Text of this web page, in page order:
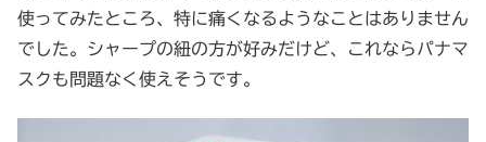
使ってみたところ、特に痛くなるようなことはありません
でした。シャープの紐の方が好みだけど、これならパナマ
スクも問題なく使えそうです。